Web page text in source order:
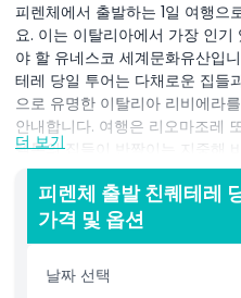
피렌체에서 출발하는 1일 여행으
요. 이는 이탈리아에서 가장 인
야 할 유네스코 세계문화유산입
테레 당일 투어는 다채로운 집들
으로 유명한 이탈리아 리비에라
안내합니다. 여행은 리오마조레
텔톤의 집들이 반짝이는 지중해
책하며 사진을 찍고 이 상징적
다음으로 친퀘테레에서 가장 그
차를 방문하고, 해안선을 잊을
좋은 보트 타기를 체험하세요.
로 이동해 해변에서 휴식을 취하
페를 탐방하는 자유 시간을 갖습
더 보기
피렌체 출발 친퀘테레
가격 및 옵션
날짜 선택